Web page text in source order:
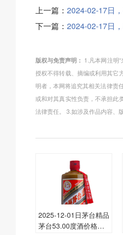
上一篇： 2024-02-17日
下一篇： 2024-02-17日
版权与免责声明： 1.凡本网注明
授权不得转载、摘编或利用其它
明者，本网将追究其相关法律责
或和对其真实性负责，不承担此
法律责任。 3.如涉及作品内容、
2025-12-01日茅台精品
茅台53.00度酒价格为